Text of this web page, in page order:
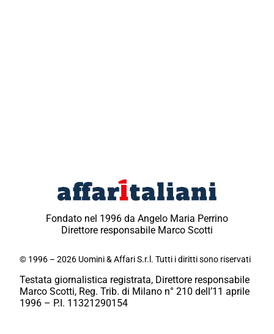
Fondato nel 1996 da Angelo Maria Perrino
Direttore responsabile Marco Scotti
© 1996 – 2026 Uomini & Affari S.r.l. Tutti i diritti sono riservati
Testata giornalistica registrata, Direttore responsabile
Marco Scotti, Reg. Trib. di Milano n° 210 dell’11 aprile
1996 – P.I. 11321290154